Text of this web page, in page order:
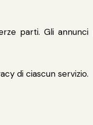
parti. Gli annunci
di ciascun servizio.